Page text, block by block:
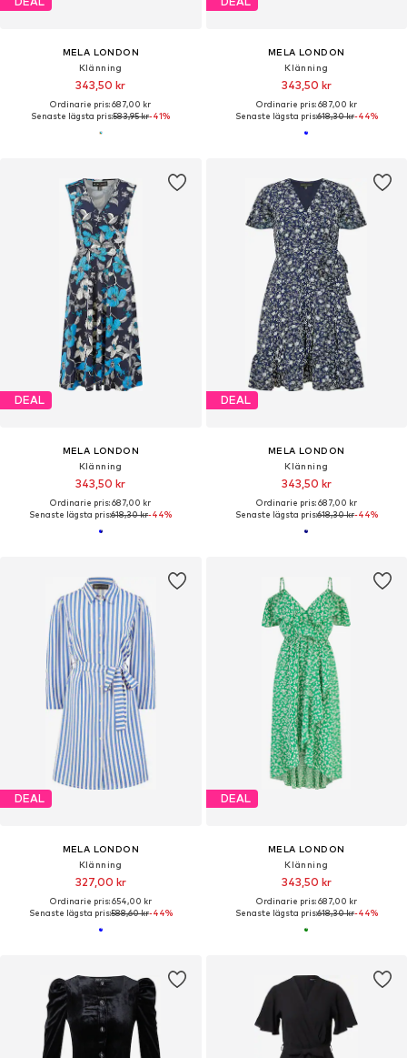
MELA LONDON
Klänning
343,50 kr
Ordinarie pris: 687,00 kr
Senaste lägsta pris:583,95 kr-41%
MELA LONDON
Klänning
343,50 kr
Ordinarie pris: 687,00 kr
Senaste lägsta pris:618,30 kr-44%
DEAL
MELA LONDON
Klänning
343,50 kr
Ordinarie pris: 687,00 kr
Senaste lägsta pris:618,30 kr-44%
DEAL
MELA LONDON
Klänning
343,50 kr
Ordinarie pris: 687,00 kr
Senaste lägsta pris:618,30 kr-44%
DEAL
MELA LONDON
Klänning
327,00 kr
Ordinarie pris: 654,00 kr
Senaste lägsta pris:588,60 kr-44%
DEAL
MELA LONDON
Klänning
343,50 kr
Ordinarie pris: 687,00 kr
Senaste lägsta pris:618,30 kr-44%